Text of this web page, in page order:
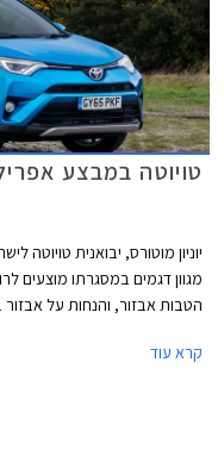
טויוטה במבצע אפריל
יוניון מוטורס, יבואנית
הטבות אבזור, והנחות על
הדגמים המשתתפים במבצע.
קרא עוד